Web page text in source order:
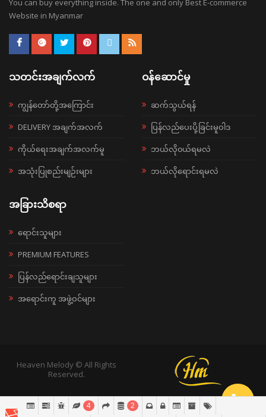
You can buy everything inside. The one and only Best E-commerce
Website in Myanmar
သတင်းအချက်လက်
ကျွန်တော်တို့အကြောင်း
DELIVERY အချက်အလက်
ကိုယ်ရေးအချက်အလက်မူ
အသုံးပြုစည်းမျဉ်းများ
ဝန်ဆောင်မှု
ဆက်သွယ်ရန်
ပြန်လည်ပေးပို့ခြင်းမူဝါဒ
ဘယ်လို၀ယ်ရမလဲ
ဘယ်လိုရောင်းရမလဲ
အခြားသိစရာ
ရောင်းသူများ
PREMIUM FEATURES
ပြန်လည်ရောင်းချသူများ
အရောင်းကူ အဖွဲ့ဝင်များ
Heaven Melody © All Rights
Reserved.
4 2